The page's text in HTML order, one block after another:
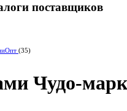
поставщиков
(35)
Чудо-